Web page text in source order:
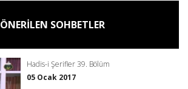
ÖNERİLEN SOHBETLER
Hadis-i Şerifler 39. Bölüm
05 Ocak 2017